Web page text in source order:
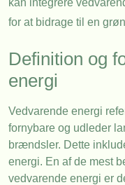
kan integrere
for at bidrage til en
Definition og
energi
Vedvarende energi
fornybare og udleder
brændsler. Dette
energi. En af de mest
vedvarende energi er